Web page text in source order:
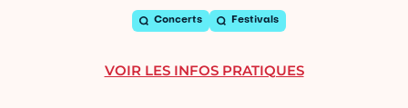
Concerts Festivals
VOIR LES INFOS PRATIQUES